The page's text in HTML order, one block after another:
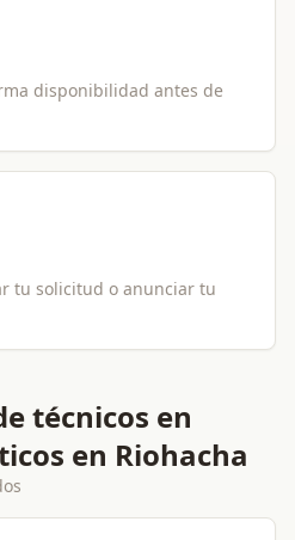
disponibilidad antes de
tu solicitud o anunciar tu
técnicos en
en Riohacha